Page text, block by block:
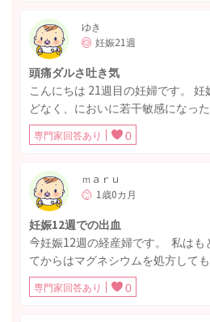
で、おりもの自体は泡だったりカ
たり、水っぽくはありません。 痒
す。臭いも気になりません。 また
ロゲスタン膣錠を使用していまし
は黄色みが強かった気がしますが
に検査したことはありませんでし
べると、通常は白〜薄黄色とのこ
の影響が心配です。 早めに産婦人
か。 それとも、次回8月末の妊婦
ょうか。
ゆき
妊娠21週
頭痛ダルさ吐き気
こんにちは 21週目の妊婦です。
どなく、においに若干敏感になっ
位でした。 昨日から急に頭痛、軽
状態になってしまいました。 これ
専門家回答あり 0
ｍａｒｕ
1歳0カ月
妊娠12週での出血
今妊娠12週の経産婦です。 私はも
てからはマグネシウムを処方して
でます。 以前から痔があり、前回
まい、少しよくなりそのままの状
専門家回答あり 0